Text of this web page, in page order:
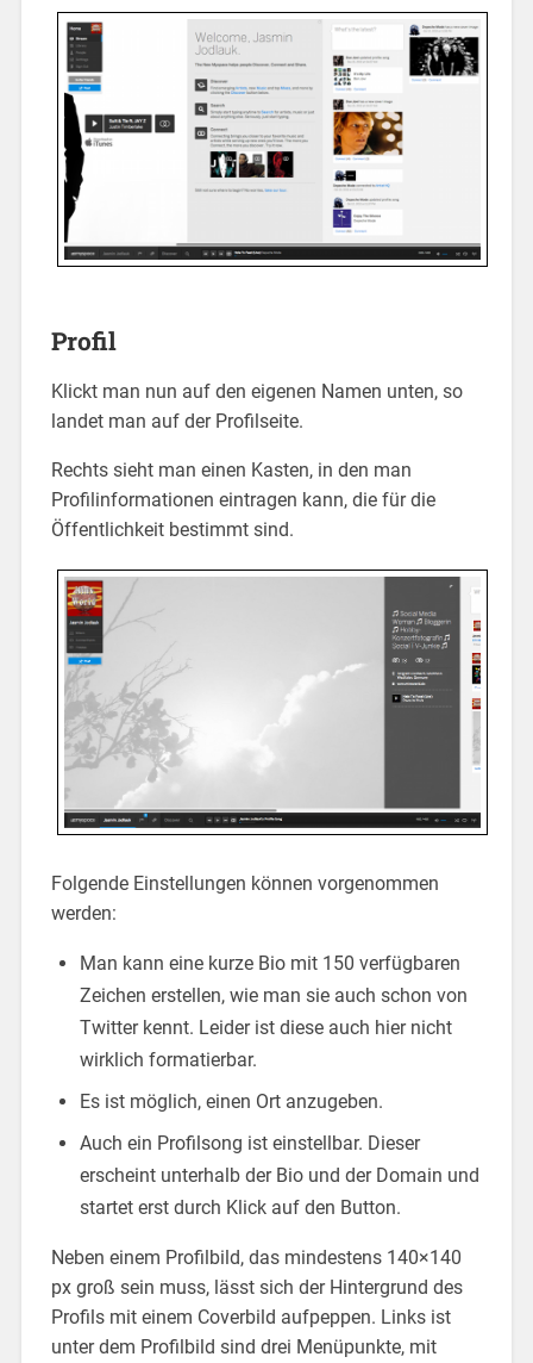
Profil
Klickt man nun auf den eigenen Namen unten, so
landet man auf der Profilseite.
Rechts sieht man einen Kasten, in den man
Profilinformationen eintragen kann, die für die
Öffentlichkeit bestimmt sind.
Folgende Einstellungen können vorgenommen
werden:
Man kann eine kurze Bio mit 150 verfügbaren
Zeichen erstellen, wie man sie auch schon von
Twitter kennt. Leider ist diese auch hier nicht
wirklich formatierbar.
Es ist möglich, einen Ort anzugeben.
Auch ein Profilsong ist einstellbar. Dieser
erscheint unterhalb der Bio und der Domain und
startet erst durch Klick auf den Button.
Neben einem Profilbild, das mindestens 140×140
px groß sein muss, lässt sich der Hintergrund des
Profils mit einem Coverbild aufpeppen. Links ist
unter dem Profilbild sind drei Menüpunkte, mit